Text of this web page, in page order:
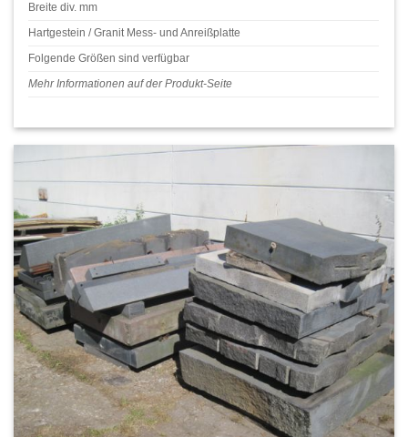
Breite div. mm
Hartgestein / Granit Mess- und Anreißplatte
Folgende Größen sind verfügbar
Mehr Informationen auf der Produkt-Seite